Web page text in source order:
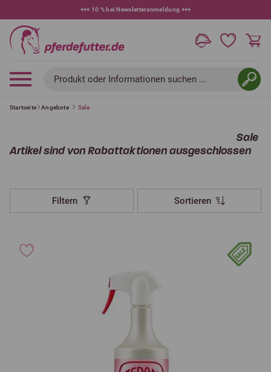
+++ 10 % bei Newsletteranmeldung +++
Produkt oder Informationen suchen ...
Startseite Angebote Sale
Sale
Artikel sind von Rabattaktionen ausgeschlossen
Filtern Sortieren